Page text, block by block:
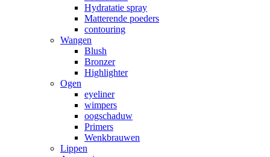
Hydratatie spray
Matterende poeders
contouring
Wangen
Blush
Bronzer
Highlighter
Ogen
eyeliner
wimpers
oogschaduw
Primers
Wenkbrauwen
Lippen